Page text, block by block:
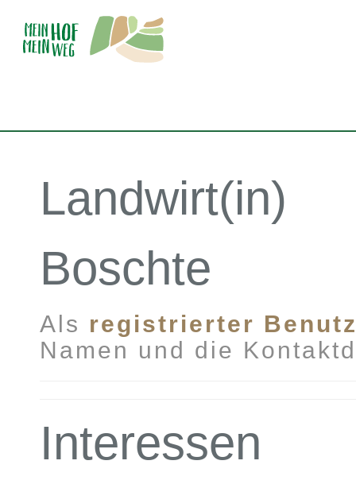
Landwirt(in)
Boschte
Als registrierter
Namen und die
Interessen